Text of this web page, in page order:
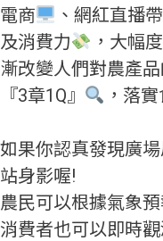
電商
、網紅直播
及消費力
，大幅
漸改變人們對農產
『3章1Q』
，落
如果你認真發現廣
站身影喔!
農民可以根據氣象
消費者也可以即時